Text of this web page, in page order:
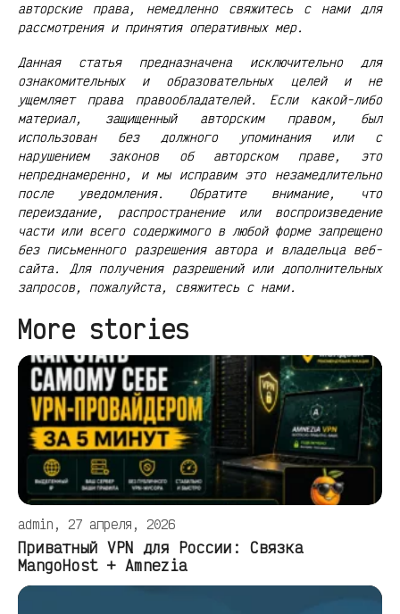
авторские права, немедленно свяжитесь с нами для
рассмотрения и принятия оперативных мер.
Данная статья предназначена исключительно для
ознакомительных и образовательных целей и не
ущемляет права правообладателей. Если какой-либо
материал, защищенный авторским правом, был
использован без должного упоминания или с
нарушением законов об авторском праве, это
непреднамеренно, и мы исправим это незамедлительно
после уведомления. Обратите внимание, что
переиздание, распространение или воспроизведение
части или всего содержимого в любой форме запрещено
без письменного разрешения автора и владельца веб-
сайта. Для получения разрешений или дополнительных
запросов, пожалуйста, свяжитесь с нами.
More stories
admin, 27 апреля, 2026
Приватный VPN для России: Связка
MangoHost + Amnezia